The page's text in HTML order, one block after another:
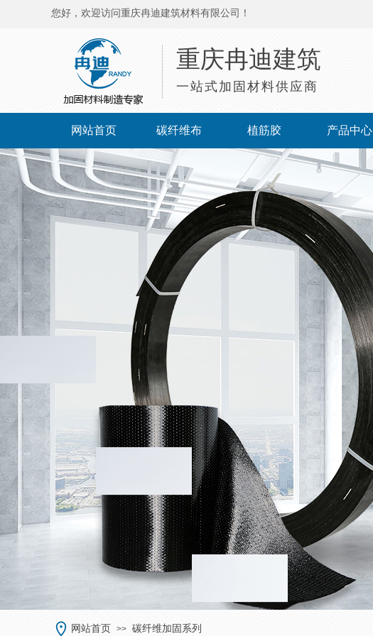
您好，欢迎访问重庆冉迪建筑材料有限公司！
一站式加固材料供应商
重庆冉迪建筑
网站首页 碳纤维布 植筋胶 产品中心
网站首页 >> 碳纤维加固系列